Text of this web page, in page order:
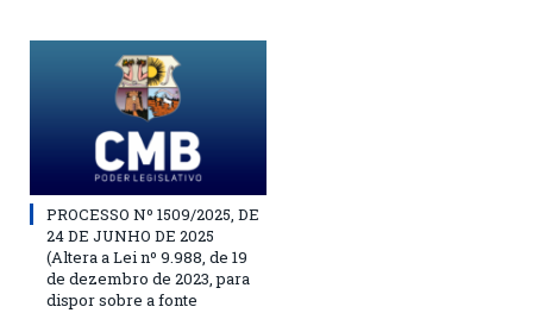
PROCESSO Nº 1509/2025, DE
24 DE JUNHO DE 2025
(Altera a Lei nº 9.988, de 19
de dezembro de 2023, para
dispor sobre a fonte